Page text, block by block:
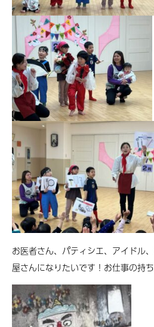
お医者さん、パティシエ、アイドル
屋さんになりたいです！お仕事の持